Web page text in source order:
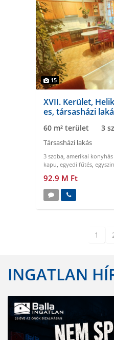
15
XVII. Kerület,
es, társasházi
60 m² terület 3
Társasházi lakás
3 szoba, amerikai
kapu, egyedi fűtés,
92.9 M Ft
1
INGATLAN